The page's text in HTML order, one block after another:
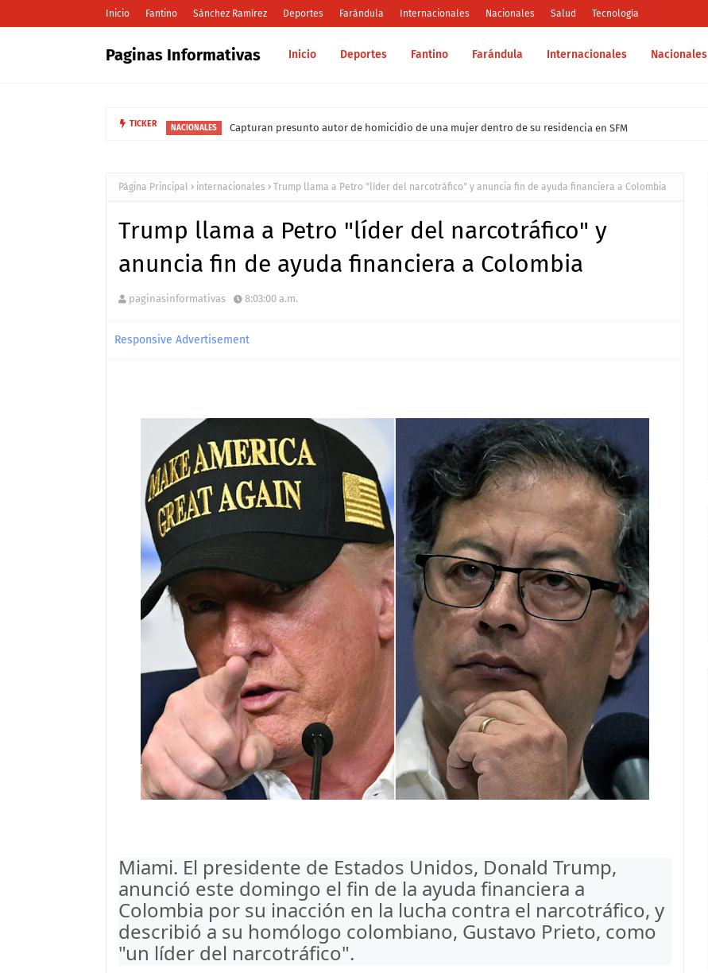
Inicio Fantino Sánchez Ramírez Deportes Farándula Internacionales Nacionales Salud Tecnología
Paginas Informativas Inicio Deportes Fantino Farándula Internacionales Nacionales
TICKER NACIONALES Capturan presunto autor de homicidio de una mujer dentro de su residencia en SFM
Página Principal internacionales Trump llama a Petro "líder del narcotráfico" y anuncia fin de ayuda financiera a Colombia
Trump llama a Petro "líder del narcotráfico" y
anuncia fin de ayuda financiera a Colombia
paginasinformativas 8:03:00 a.m.
Responsive Advertisement
Miami. El presidente de Estados Unidos, Donald Trump,
anunció este domingo el fin de la ayuda financiera a
Colombia por su inacción en la lucha contra el narcotráfico, y
describió a su homólogo colombiano, Gustavo Prieto, como
"un líder del narcotráfico".